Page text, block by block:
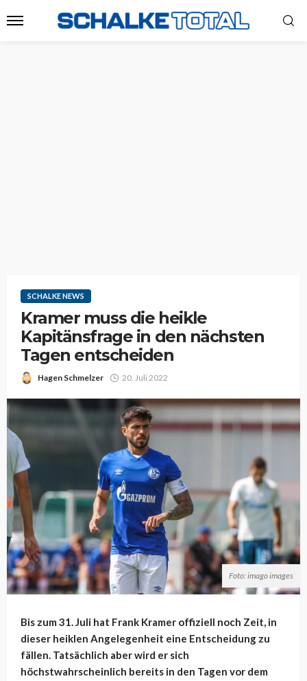
SCHALKE NEWS
Kramer muss die heikle
Kapitänsfrage in den nächsten
Tagen entscheiden
Hagen Schmelzer 20. Juli 2022
Foto: imago images
Bis zum 31. Juli hat Frank Kramer offiziell noch Zeit, in
dieser heiklen Angelegenheit eine Entscheidung zu
fällen. Tatsächlich aber wird er sich
höchstwahrscheinlich bereits in den Tagen vor dem